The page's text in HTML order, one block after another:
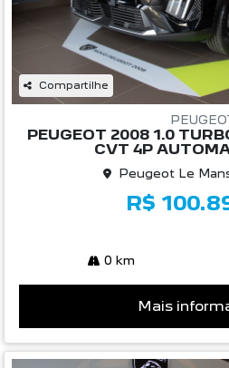
Compartilhe
PEUGEOT 2008 1.0
CVT 4P
Peugeot Le
R$
0 km
Mais